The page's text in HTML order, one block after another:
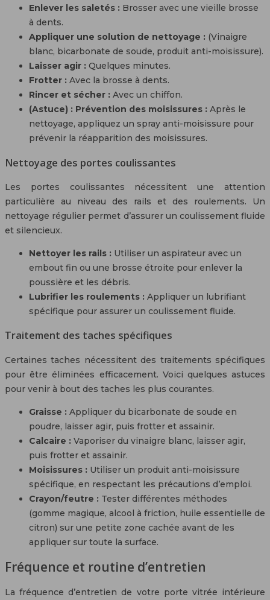
Enlever les saletés : Brosser avec une vieille brosse
à dents.
Appliquer une solution de nettoyage : (Vinaigre
blanc, bicarbonate de soude, produit anti-moisissure).
Laisser agir : Quelques minutes.
Frotter : Avec la brosse à dents.
Rincer et sécher : Avec un chiffon.
(Astuce) : Prévention des moisissures : Après le
nettoyage, appliquez un spray anti-moisissure pour
prévenir la réapparition des moisissures.
Nettoyage des portes coulissantes
Les portes coulissantes nécessitent une attention
particulière au niveau des rails et des roulements. Un
nettoyage régulier permet d’assurer un coulissement fluide
et silencieux.
Nettoyer les rails : Utiliser un aspirateur avec un
embout fin ou une brosse étroite pour enlever la
poussière et les débris.
Lubrifier les roulements : Appliquer un lubrifiant
spécifique pour assurer un coulissement fluide.
Traitement des taches spécifiques
Certaines taches nécessitent des traitements spécifiques
pour être éliminées efficacement. Voici quelques astuces
pour venir à bout des taches les plus courantes.
Graisse : Appliquer du bicarbonate de soude en
poudre, laisser agir, puis frotter et assainir.
Calcaire : Vaporiser du vinaigre blanc, laisser agir,
puis frotter et assainir.
Moisissures : Utiliser un produit anti-moisissure
spécifique, en respectant les précautions d’emploi.
Crayon/feutre : Tester différentes méthodes
(gomme magique, alcool à friction, huile essentielle de
citron) sur une petite zone cachée avant de les
appliquer sur toute la surface.
Fréquence et routine d’entretien
La fréquence d’entretien de votre porte vitrée intérieure